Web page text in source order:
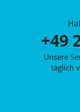
+49
Unsere
täglich